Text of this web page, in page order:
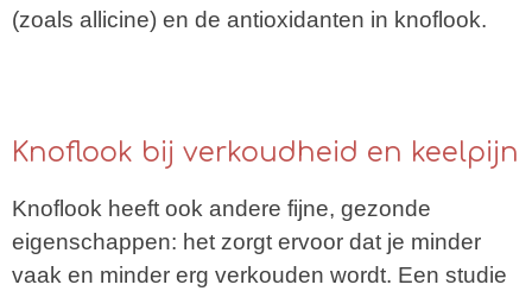
(zoals allicine) en de antioxidanten in knoflook.
Knoflook bij verkoudheid en keelpijn
Knoflook heeft ook andere fijne, gezonde
eigenschappen: het zorgt ervoor dat je minder
vaak en minder erg verkouden wordt. Een studie